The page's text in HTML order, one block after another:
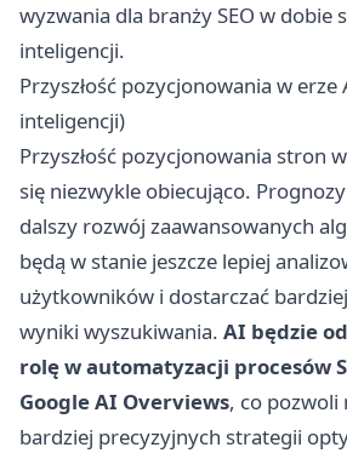
wyzwania dla branży SEO w dobie
inteligencji.
Przyszłość pozycjonowania w erze
inteligencji)
Przyszłość pozycjonowania stron
się niezwykle obiecująco.
dalszy rozwój zaawansowanych
będą w stanie jeszcze lepiej
użytkowników i dostarczać
wyniki wyszukiwania. AI będzie
rolę w automatyzacji procesów
Google AI Overviews, co pozwoli
bardziej precyzyjnych strategii